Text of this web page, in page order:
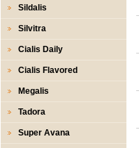
Sildalis
Silvitra
Cialis Daily
Cialis Flavored
Megalis
Tadora
Super Avana